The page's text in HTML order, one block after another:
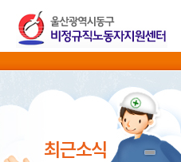
최근소식